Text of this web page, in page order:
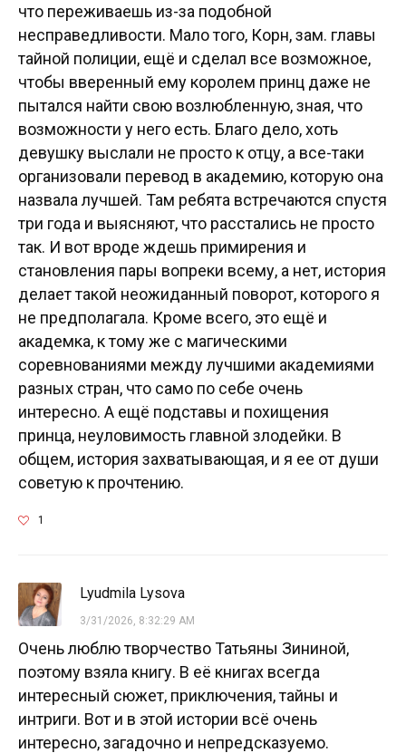
что переживаешь из-за подобной
несправедливости. Мало того, Корн, зам. главы
тайной полиции, ещё и сделал все возможное,
чтобы вверенный ему королем принц даже не
пытался найти свою возлюбленную, зная, что
возможности у него есть. Благо дело, хоть
девушку выслали не просто к отцу, а все-таки
организовали перевод в академию, которую она
назвала лучшей. Там ребята встречаются спустя
три года и выясняют, что расстались не просто
так. И вот вроде ждешь примирения и
становления пары вопреки всему, а нет, история
делает такой неожиданный поворот, которого я
не предполагала. Кроме всего, это ещё и
академка, к тому же с магическими
соревнованиями между лучшими академиями
разных стран, что само по себе очень
интересно. А ещё подставы и похищения
принца, неуловимость главной злодейки. В
общем, история захватывающая, и я ее от души
советую к прочтению.
1
Lyudmila Lysova
3/31/2026, 8:32:29 AM
Очень люблю творчество Татьяны Зининой,
поэтому взяла книгу. В её книгах всегда
интересный сюжет, приключения, тайны и
интриги. Вот и в этой истории всё очень
интересно, загадочно и непредсказуемо.